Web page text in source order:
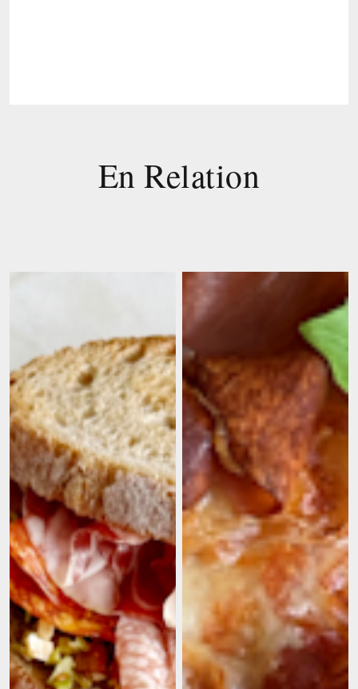
En Relation